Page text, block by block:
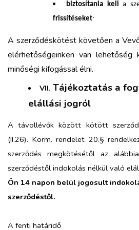
biztosítania kell a
frissítéseket.
A szerződéskötést követően a
elérhetőségeinken van lehetőség
minőségi kifogással élni.
VII. Tájékoztatás a
elállási jogról
A távollévők között kötött
(II.26). Korm. rendelet 20.§
szerződés megkötésétől az
szerződéstől indokolás nélkül való
Ön 14 napon belül jogosult
szerződéstől.
A fenti határidő